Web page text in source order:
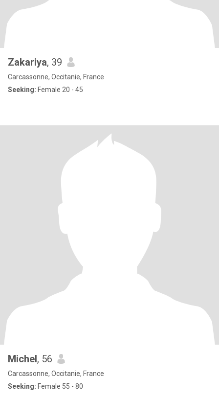
Zakariya, 39
Carcassonne, Occitanie, France
Seeking: Female 20 - 45
Michel, 56
Carcassonne, Occitanie, France
Seeking: Female 55 - 80